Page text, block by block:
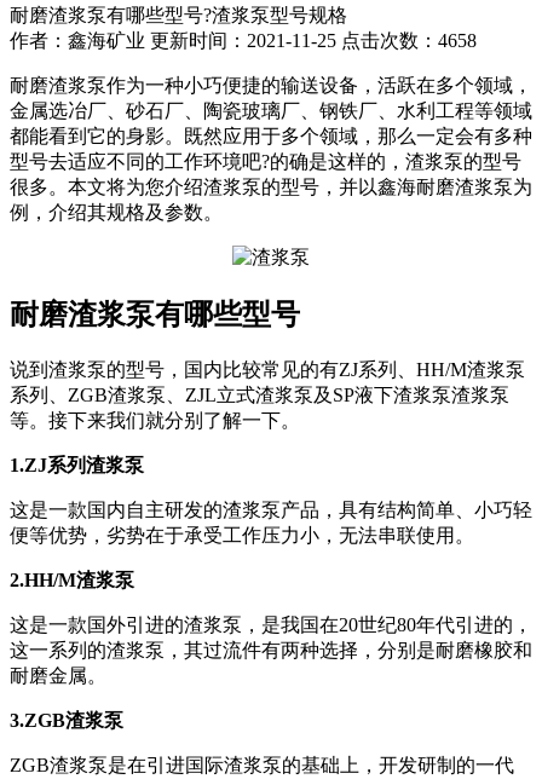
耐磨渣浆泵有哪些型号?渣浆泵型号规格
作者：鑫海矿业 更新时间：2021-11-25 点击次数：4658
耐磨渣浆泵作为一种小巧便捷的输送设备，活跃在多个领域，
金属选冶厂、砂石厂、陶瓷玻璃厂、钢铁厂、水利工程等领域
都能看到它的身影。既然应用于多个领域，那么一定会有多种
型号去适应不同的工作环境吧?的确是这样的，渣浆泵的型号
很多。本文将为您介绍渣浆泵的型号，并以鑫海耐磨渣浆泵为
例，介绍其规格及参数。
耐磨渣浆泵有哪些型号
说到渣浆泵的型号，国内比较常见的有ZJ系列、HH/M渣浆泵
系列、ZGB渣浆泵、ZJL立式渣浆泵及SP液下渣浆泵渣浆泵
等。接下来我们就分别了解一下。
1.ZJ系列渣浆泵
这是一款国内自主研发的渣浆泵产品，具有结构简单、小巧轻
便等优势，劣势在于承受工作压力小，无法串联使用。
2.HH/M渣浆泵
这是一款国外引进的渣浆泵，是我国在20世纪80年代引进的，
这一系列的渣浆泵，其过流件有两种选择，分别是耐磨橡胶和
耐磨金属。
3.ZGB渣浆泵
ZGB渣浆泵是在引进国际渣浆泵的基础上，开发研制的一代